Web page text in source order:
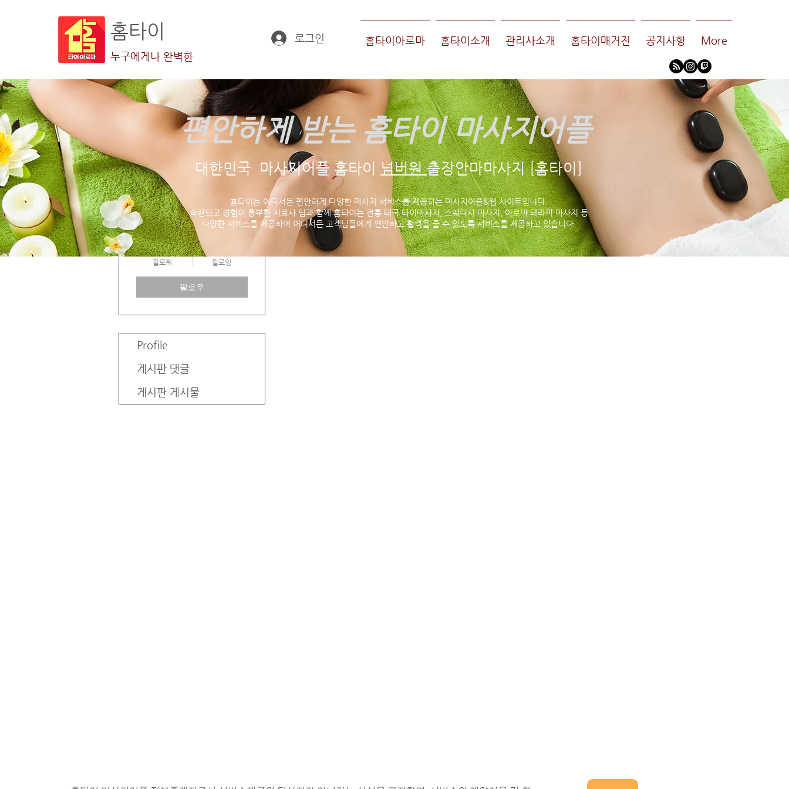
홈타이
누구에게나 완벽한
로그인 홈타이아로마 홈타이소개 관리사소개 홈타이매거진 공지사항 More
편안하게 받는 홈타이 마사지어플
대한민국 마사지어플 홈타이 넘버원출장안마마사지 [홈타이]
홈타이는 어디서든 편안하게 다양한 마사지 서비스를 제공하는 마사지어플&웹 사이트입니다.
숙련되고 경험이 풍부한 치료사 팀과 함께 홈타이는 전통 태국 타이마사지, 스웨디시 마사지, 아로마 테라피 마사지 등
다양한 서비스를 제공하며 어디서든 고객님들에게 편안하고 활력을 줄 수 있도록 서비스를 제공하고 있습니다.
혁진 김
0
팔로워 팔로잉
팔로우
Profile
게시판 댓글
게시판 게시물